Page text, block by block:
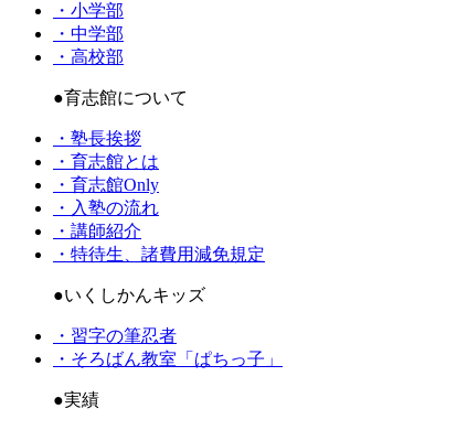
・小学部
・中学部
・高校部
●育志館について
・塾長挨拶
・育志館とは
・育志館Only
・入塾の流れ
・講師紹介
・特待生、諸費用減免規定
●いくしかんキッズ
・習字の筆忍者
・そろばん教室「ぱちっ子」
●実績